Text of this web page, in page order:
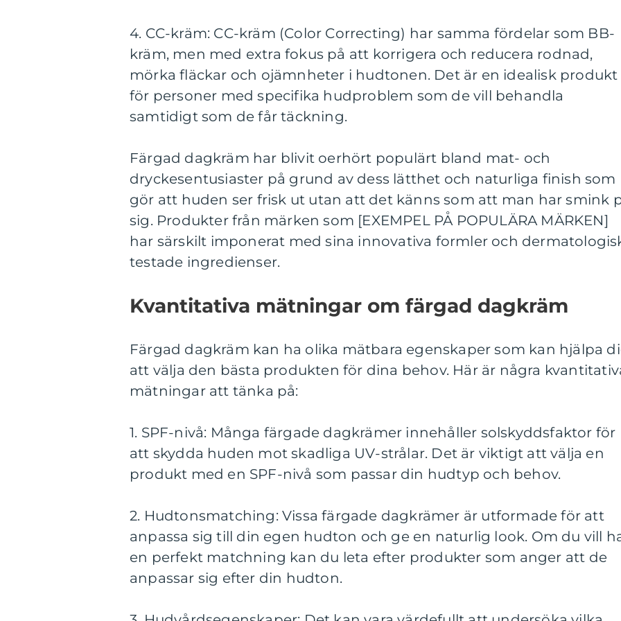
4. CC-kräm: CC-kräm (Color Correcting) har samma fördelar som BB-
kräm, men med extra fokus på att korrigera och reducera rodnad,
mörka fläckar och ojämnheter i hudtonen. Det är en idealisk produkt
för personer med specifika hudproblem som de vill behandla
samtidigt som de får täckning.
Färgad dagkräm har blivit oerhört populärt bland mat- och
dryckesentusiaster på grund av dess lätthet och naturliga finish som
gör att huden ser frisk ut utan att det känns som att man har smink
sig. Produkter från märken som [EXEMPEL PÅ POPULÄRA MÄRKEN]
har särskilt imponerat med sina innovativa formler och
testade ingredienser.
Kvantitativa mätningar om färgad dagkräm
Färgad dagkräm kan ha olika mätbara egenskaper som kan hjälpa
att välja den bästa produkten för dina behov. Här är några
mätningar att tänka på:
1. SPF-nivå: Många färgade dagkrämer innehåller solskyddsfaktor för
att skydda huden mot skadliga UV-strålar. Det är viktigt att välja en
produkt med en SPF-nivå som passar din hudtyp och behov.
2. Hudtonsmatching: Vissa färgade dagkrämer är utformade för att
anpassa sig till din egen hudton och ge en naturlig look. Om du vill
en perfekt matchning kan du leta efter produkter som anger att de
anpassar sig efter din hudton.